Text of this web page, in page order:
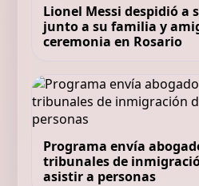
Lionel Messi despidió a
junto a su familia y
ceremonia en Rosario
Programa envía
tribunales de
asistir a personas